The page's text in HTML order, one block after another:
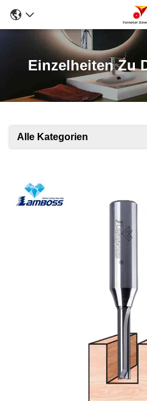
Einzelheiten Zu
Alle Kategorien